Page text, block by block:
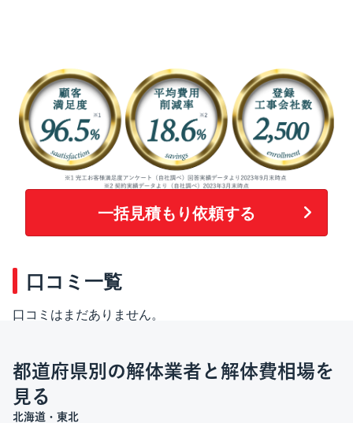
一括見積もり依頼する
口コミ一覧
口コミはまだありません。
都道府県別の解体業者と解体費相場を
見る
北海道・東北